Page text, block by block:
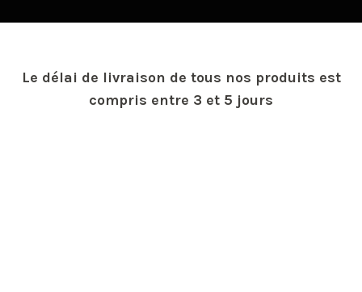
Le délai de livraison de tous nos produits est
compris entre 3 et 5 jours